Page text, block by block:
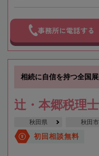
事務所に電話する
相続に自信を持つ全国
辻・本郷税理
秋田県 秋田市
初回相談無料